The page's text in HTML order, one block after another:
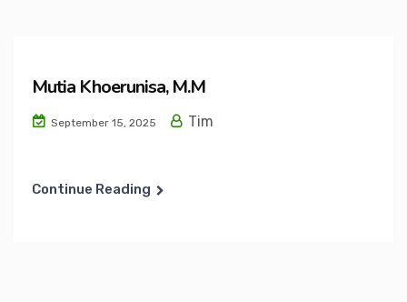
Mutia Khoerunisa, M.M
September 15, 2025 Tim
Continue Reading